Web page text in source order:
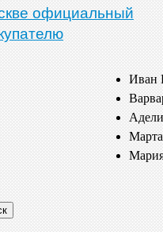
официальный
Иван
Марта